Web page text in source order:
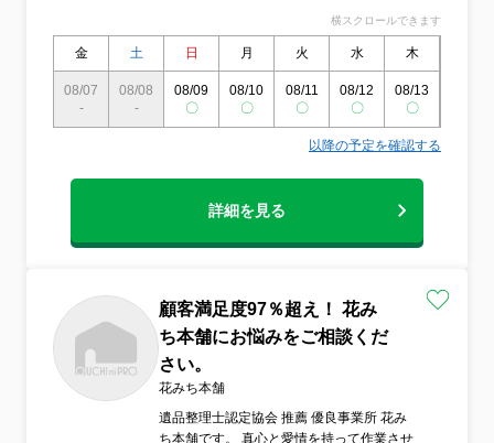
な商品があればその場で現金買取させて頂
きます。
横スクロールできます
金 土 日 月 火 水 木
08/07
-
08/08
-
08/09
〇
08/10
〇
08/11
〇
08/12
〇
08/13
〇
以降の予定を確認する
詳細を見る
顧客満足度97％超え！ 花み
ち本舗にお悩みをご相談くだ
さい。
花みち本舗
遺品整理士認定協会 推薦 優良事業所 花み
ち本舗です。 真心と愛情を持って作業させ